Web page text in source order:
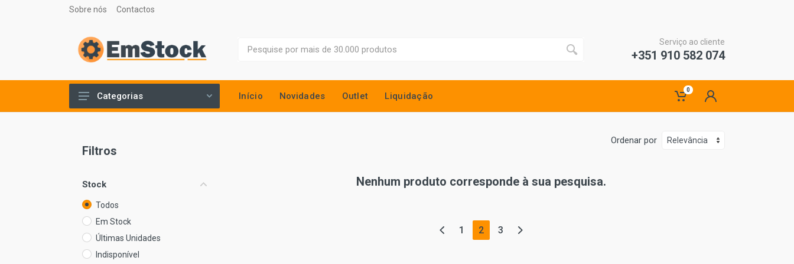
Sobre nós Contactos
Serviço ao cliente
+351 910 582 074
Ar comprimido
Construção
Elevação e movimentação de
cargas
Categorias Início Novidades Outlet Liquidação
0
Filtros
Stock
Todos
Em Stock
Últimas Unidades
Indisponível
Ordenar por
Nenhum produto corresponde à sua pesquisa.
1 2(current)
3